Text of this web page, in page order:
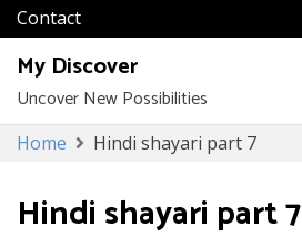
Skip
My Discover
Uncover New Possibilities
Home Hindi shayari part 7
Hindi shayari part 7